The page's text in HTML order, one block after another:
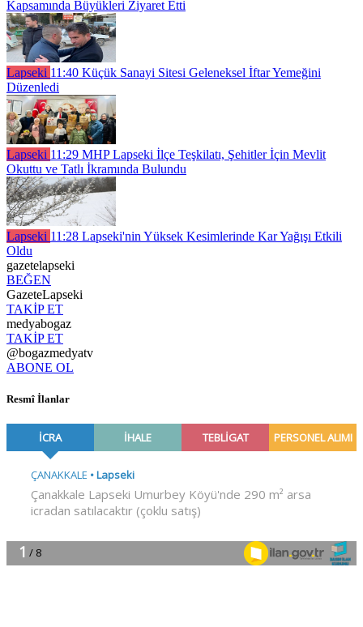
Kapsamında Büyükleri Ziyaret Etti
Lapseki 11:40 Küçük Sanayi Sitesi Geleneksel İftar Yemeğini
Düzenledi
Lapseki 11:29 MHP Lapseki İlçe Teşkilatı, Şehitler İçin Mevlit
Okuttu ve Tatlı İkramında Bulundu
Lapseki 11:28 Lapseki'nin Yüksek Kesimlerinde Kar Yağışı Etkili
Oldu
gazetelapseki
BEĞEN
GazeteLapseki
TAKİP ET
medyabogaz
TAKİP ET
@bogazmedyatv
ABONE OL
Resmî İlanlar